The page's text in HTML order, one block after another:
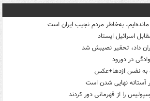
مانده‌ایم، به‌خاطر مردم نجیب ایران است
اسرائیل ایستاد
داد، تحقیر نصیبش شد
در دورود
به نفس اژدها+عکس
آستانه نهایی شدن است
را از قهرمانی دور کردند